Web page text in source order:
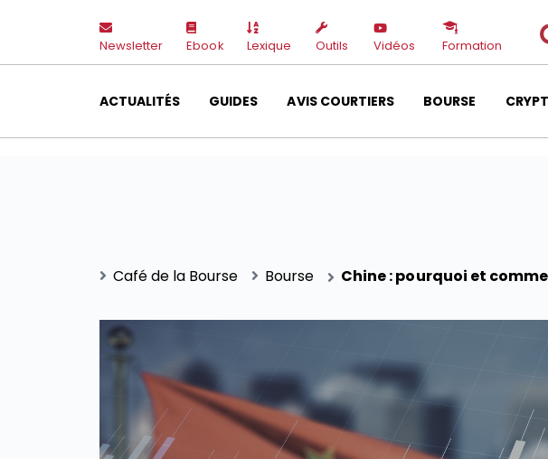
Newsletter Ebook Lexique Outils Vidéos Formation
ACTUALITÉS GUIDES AVIS COURTIERS BOURSE
Café de la Bourse Bourse Chine : pourquoi et